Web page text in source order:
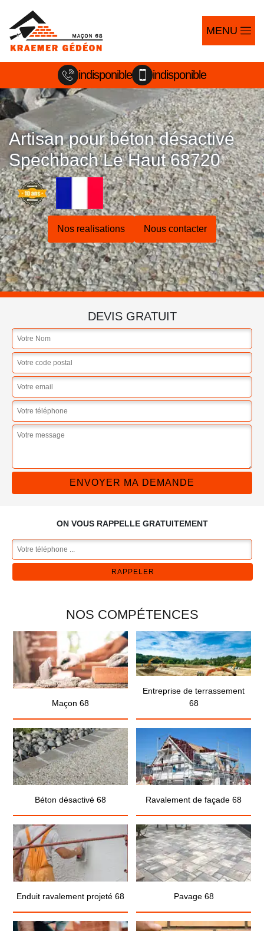
MENU
indisponible indisponible
Artisan pour béton désactivé
Spechbach Le Haut 68720
Nos realisations Nous contacter
DEVIS GRATUIT
ON VOUS RAPPELLE GRATUITEMENT
NOS COMPÉTENCES
Maçon 68
Entreprise de terrassement
68
Béton désactivé 68 Ravalement de façade 68
Enduit ravalement projeté 68 Pavage 68